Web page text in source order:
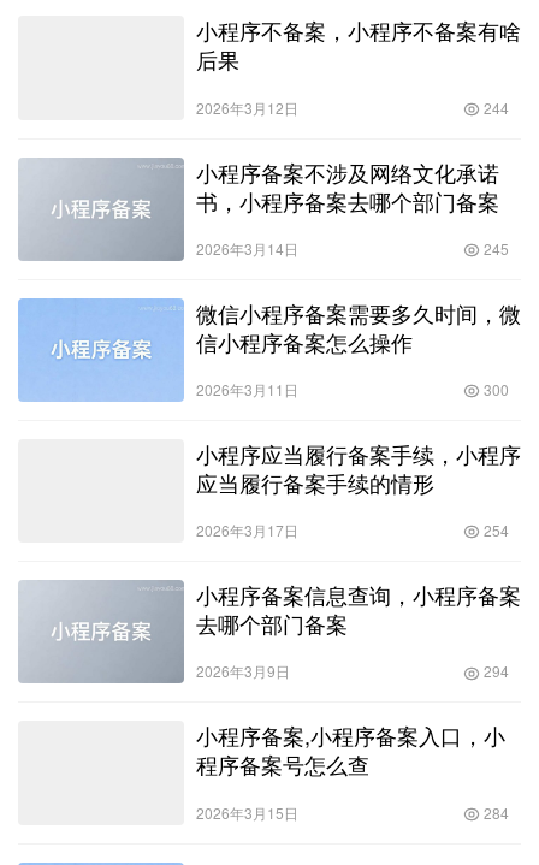
小程序不备案，小程序不备案有啥
后果
2026年3月12日 244
小程序备案不涉及网络文化承诺
书，小程序备案去哪个部门备案
2026年3月14日 245
微信小程序备案需要多久时间，微
信小程序备案怎么操作
2026年3月11日 300
小程序应当履行备案手续，小程序
应当履行备案手续的情形
2026年3月17日 254
小程序备案信息查询，小程序备案
去哪个部门备案
2026年3月9日 294
小程序备案,小程序备案入口，小
程序备案号怎么查
2026年3月15日 284